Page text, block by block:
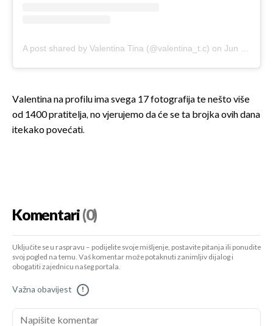
A post shared by Valentina Tina (@valentina_t.c) on Jun 9, 2018 at 1:05am PDT
Valentina na profilu ima svega 17 fotografija te nešto više
od 1400 pratitelja, no vjerujemo da će se ta brojka ovih dana
itekako povećati.
Komentari(0)
Uključite se u raspravu – podijelite svoje mišljenje, postavite pitanja ili ponudite
svoj pogled na temu. Vaš komentar može potaknuti zanimljiv dijalog i
obogatiti zajednicu našeg portala.
Važna obavijest !